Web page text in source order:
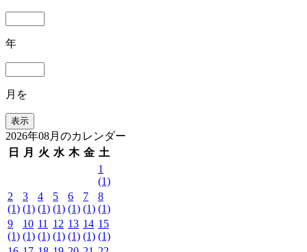
年
月を
2026年08月のカレンダー
日
月 火 水 木 金 土
1
(1)
2
(1)
3
(1)
4
(1)
5
(1)
6
(1)
7
(1)
8
(1)
9
(1)
10
(1)
11
(1)
12
(1)
13
(1)
14
(1)
15
(1)